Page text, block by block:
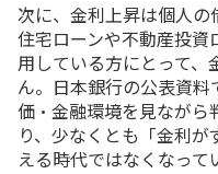
次に、金利上昇は個人の
住宅ローンや不動産投資
用している方にとって
ん。日本銀行の公表資
価・金融環境を見なが
り、少なくとも「金利
える時代ではなくなって